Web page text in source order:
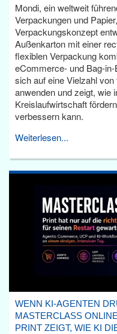
Mondi, ein weltweit
Verpackungen und
Verpackungskonzept
Außenkarton mit einer
flexiblen Verpackung
eCommerce- und Bag-
sich auf eine Vielzahl
anwenden und zeigt, wie
Kreislaufwirtschaft
verbessern kann.
Weiterlesen...
WENN KI-AGENTEN
MASTERCLASS
PRINT ZEIGT, WIE KI